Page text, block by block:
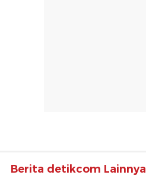
Berita detikcom Lainnya